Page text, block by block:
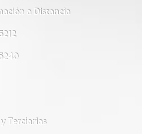
a Distancia
Terciarias